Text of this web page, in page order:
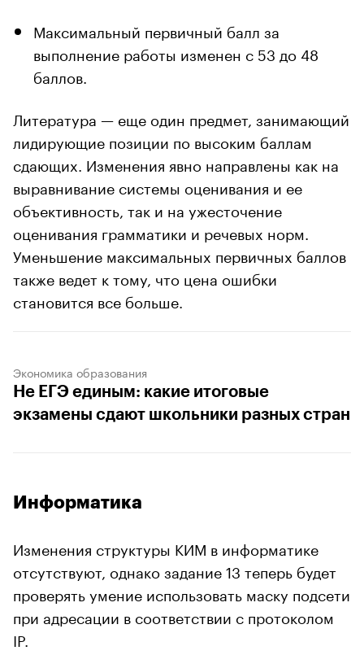
Максимальный первичный балл за
выполнение работы изменен с 53 до 48
баллов.
Литература — еще один предмет, занимающий
лидирующие позиции по высоким баллам
сдающих. Изменения явно направлены как на
выравнивание системы оценивания и ее
объективность, так и на ужесточение
оценивания грамматики и речевых норм.
Уменьшение максимальных первичных баллов
также ведет к тому, что цена ошибки
становится все больше.
Экономика образования
Не ЕГЭ единым: какие итоговые
экзамены сдают школьники разных стран
Информатика
Изменения структуры КИМ в информатике
отсутствуют, однако задание 13 теперь будет
проверять умение использовать маску подсети
при адресации в соответствии с протоколом
IP.